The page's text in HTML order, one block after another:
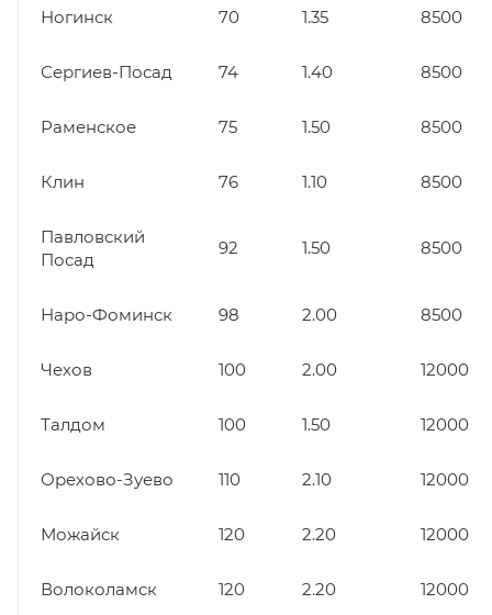
Ногинск 70 1.35 8500
Сергиев-Посад 74 1.40 8500
Раменское 75 1.50 8500
Клин 76 1.10 8500
Павловский
Посад
92 1.50 8500
Наро-Фоминск 98 2.00 8500
Чехов 100 2.00 12000
Талдом 100 1.50 12000
Орехово-Зуево 110 2.10 12000
Можайск 120 2.20 12000
Волоколамск 120 2.20 12000